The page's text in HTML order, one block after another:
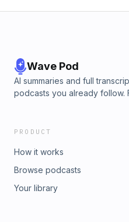
Wave Pod
AI summaries and full
podcasts you already follow.
PRODUCT
How it works
Browse podcasts
Your library